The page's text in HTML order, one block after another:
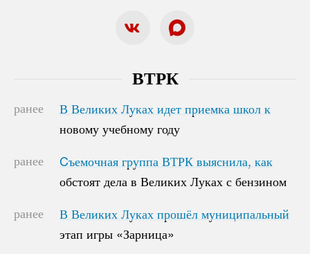
ВТРК
ранее
В Великих Луках идет приемка школ к
новому учебному году
В Великих Луках идет приемка школ к
новому учебному году
ранее
Cъемочная группа ВТРК выяснила, как
обстоят дела в Великих Луках с бензином
Cъемочная группа ВТРК выяснила, как
обстоят дела в Великих Луках с бензином
ранее
В Великих Луках прошёл муниципальный
этап игры «Зарница»
В Великих Луках прошёл муниципальный
этап игры «Зарница»